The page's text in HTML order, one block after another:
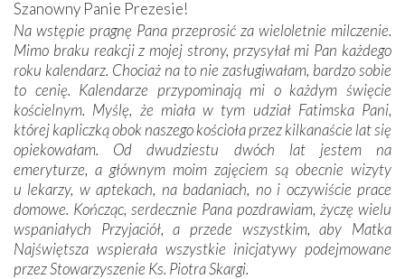
Szanowny Panie Prezesie!
Na wstępie pragnę Pana przeprosić za wieloletnie milczenie.
Mimo braku reakcji z mojej strony, przysyłał mi Pan każdego
roku kalendarz. Chociaż na to nie zasługiwałam, bardzo sobie
to cenię. Kalendarze przypominają mi o każdym święcie
kościelnym. Myślę, że miała w tym udział Fatimska Pani,
której kapliczką obok naszego kościoła przez kilkanaście lat się
opiekowałam. Od dwudziestu dwóch lat jestem na
emeryturze, a głównym moim zajęciem są obecnie wizyty
u lekarzy, w aptekach, na badaniach, no i oczywiście prace
domowe. Kończąc, serdecznie Pana pozdrawiam, życzę wielu
wspaniałych Przyjaciół, a przede wszystkim, aby Matka
Najświętsza wspierała wszystkie inicjatywy podejmowane
przez Stowarzyszenie Ks. Piotra Skargi.